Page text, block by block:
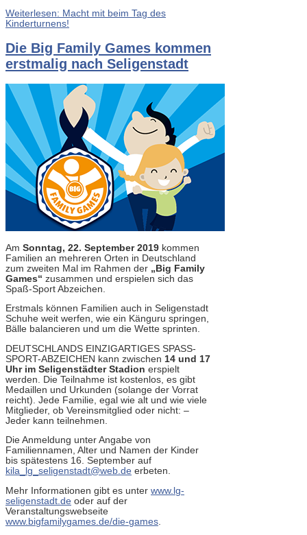
Weiterlesen: Macht mit beim Tag des
Kinderturnens!
Die Big Family Games kommen
erstmalig nach Seligenstadt
Am Sonntag, 22. September 2019 kommen
Familien an mehreren Orten in Deutschland
zum zweiten Mal im Rahmen der „Big Family
Games“ zusammen und erspielen sich das
Spaß-Sport Abzeichen.
Erstmals können Familien auch in Seligenstadt
Schuhe weit werfen, wie ein Känguru springen,
Bälle balancieren und um die Wette sprinten.
DEUTSCHLANDS EINZIGARTIGES SPASS-
SPORT-ABZEICHEN kann zwischen 14 und 17
Uhr im Seligenstädter Stadion erspielt
werden. Die Teilnahme ist kostenlos, es gibt
Medaillen und Urkunden (solange der Vorrat
reicht). Jede Familie, egal wie alt und wie viele
Mitglieder, ob Vereinsmitglied oder nicht: –
Jeder kann teilnehmen.
Die Anmeldung unter Angabe von
Familiennamen, Alter und Namen der Kinder
bis spätestens 16. September auf
kila_lg_seligenstadt@web.de erbeten.
Mehr Informationen gibt es unter www.lg-
seligenstadt.de oder auf der
Veranstaltungswebseite
www.bigfamilygames.de/die-games